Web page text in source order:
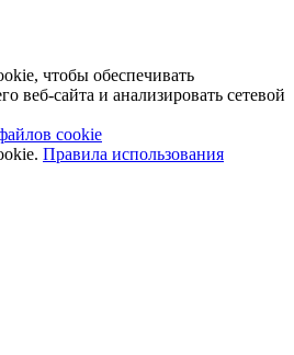
чтобы обеспечивать
веб-сайта и анализировать сетевой
cookie
Правила использования